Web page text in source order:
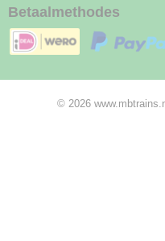
Betaalmethodes
© 2026